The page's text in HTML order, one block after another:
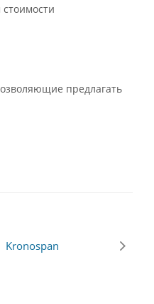
предлагать
Kronospan